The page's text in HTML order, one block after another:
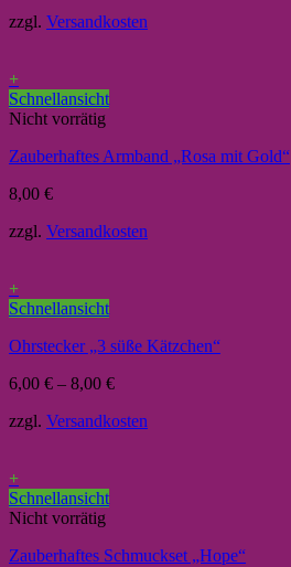
zzgl. Versandkosten
+
Schnellansicht
Nicht vorrätig
Zauberhaftes Armband „Rosa mit Gold“
8,00 €
zzgl. Versandkosten
+
Schnellansicht
Ohrstecker „3 süße Kätzchen“
6,00 € – 8,00 €
zzgl. Versandkosten
+
Schnellansicht
Nicht vorrätig
Zauberhaftes Schmuckset „Hope“